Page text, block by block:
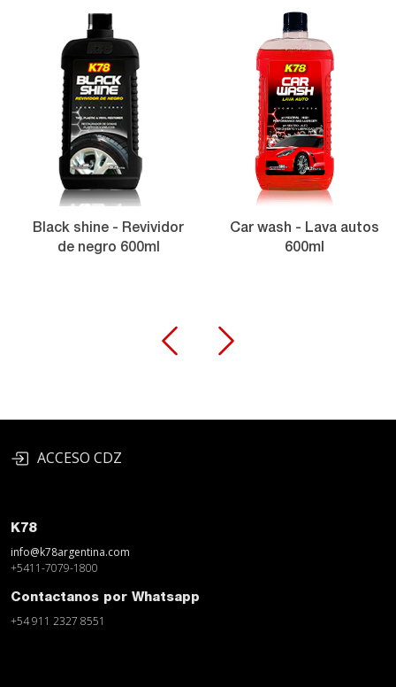
Black shine - Revividor
de negro 600ml
Car wash - Lava autos
600ml
ACCESO CDZ
K78
info@k78argentina.com
+5411-7079-1800
Contactanos por Whatsapp
+54 911 2327 8551